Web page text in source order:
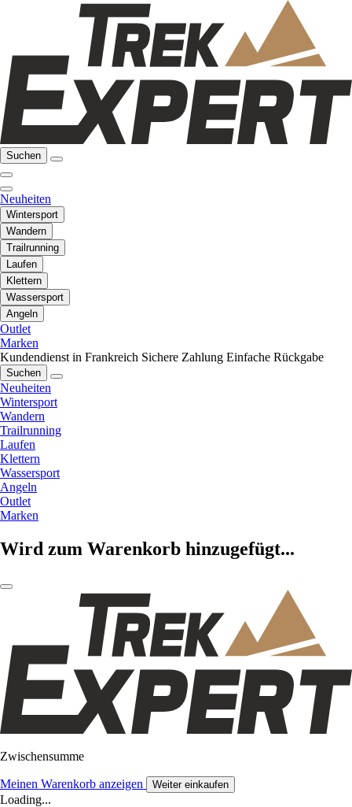
Suchen
Neuheiten
Wintersport
Wandern
Trailrunning
Laufen
Klettern
Wassersport
Angeln
Outlet
Marken
Kundendienst in Frankreich Sichere Zahlung Einfache Rückgabe
Suchen
Neuheiten
Wintersport
Wandern
Trailrunning
Laufen
Klettern
Wassersport
Angeln
Outlet
Marken
Wird zum Warenkorb hinzugefügt...
Zwischensumme
Meinen Warenkorb anzeigen Weiter einkaufen
Loading...